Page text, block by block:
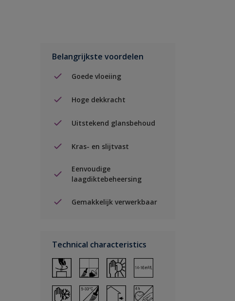
Belangrijkste voordelen
Goede vloeiing
Hoge dekkracht
Uitstekend glansbehoud
Kras- en slijtvast
Eenvoudige
laagdiktebeheersing
Gemakkelijk verwerkbaar
Technical characteristics